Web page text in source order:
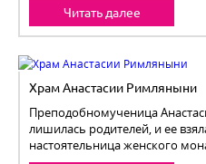
Читать далее
Храм Анастасии Римляныни
Преподобномученица
лишилась родителей, и ее
настоятельница женского